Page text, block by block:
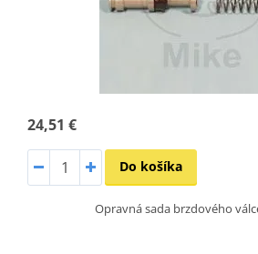
24,51 €
Do košíka
Opravná sada brzdového